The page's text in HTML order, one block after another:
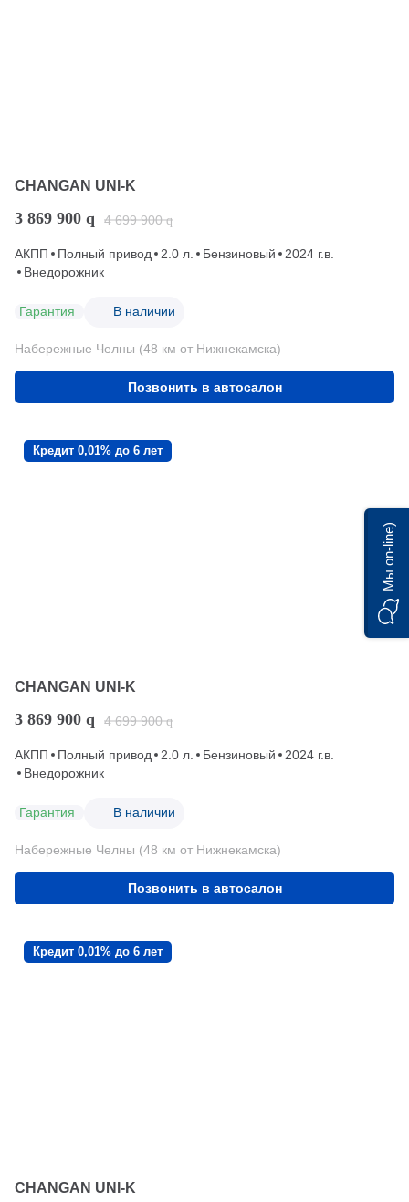
CHANGAN UNI-K
3 869 900 q 4 699 900 q
АКПП Полный привод 2.0 л. Бензиновый
2024 г.в.
Внедорожник
Гарантия В наличии
Набережные Челны (48 км от Нижнекамска)
Позвонить в автосалон
Кредит 0,01% до 6 лет
CHANGAN UNI-K
3 869 900 q 4 699 900 q
АКПП Полный привод 2.0 л. Бензиновый
2024 г.в.
Внедорожник
Гарантия В наличии
Набережные Челны (48 км от Нижнекамска)
Позвонить в автосалон
Кредит 0,01% до 6 лет
CHANGAN UNI-K
Мы on-line)